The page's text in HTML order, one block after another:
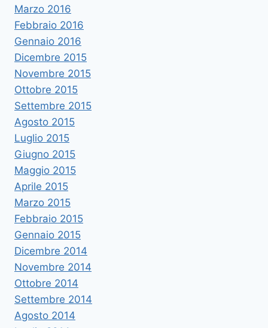
Marzo 2016
Febbraio 2016
Gennaio 2016
Dicembre 2015
Novembre 2015
Ottobre 2015
Settembre 2015
Agosto 2015
Luglio 2015
Giugno 2015
Maggio 2015
Aprile 2015
Marzo 2015
Febbraio 2015
Gennaio 2015
Dicembre 2014
Novembre 2014
Ottobre 2014
Settembre 2014
Agosto 2014